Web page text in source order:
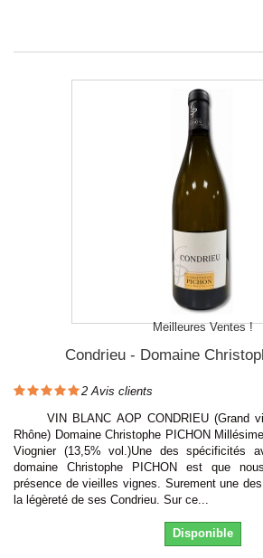
Meilleures Ventes !
Condrieu - Domaine
2 Avis clients
VIN BLANC AOP CONDRIEU (Grand
Rhône) Domaine Christophe PICHON
Viognier (13,5% vol.)Une des spécificités
domaine Christophe PICHON est que
présence de vieilles vignes. Surement une
la légèreté de ses Condrieu. Sur ce...
Disponible